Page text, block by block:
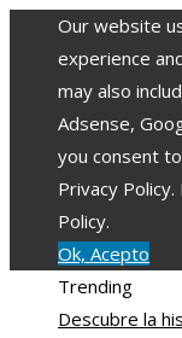
Our website
experience
may also
Adsense,
you consent
Privacy
Policy.
Ok, Acepto
Trending
Descubre la